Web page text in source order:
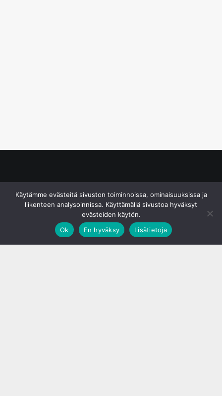
Käytämme evästeitä sivuston toiminnoissa, ominaisuuksissa ja
liikenteen analysoinnissa. Käyttämällä sivustoa hyväksyt
evästeiden käytön.
Ok
En hyväksy Lisätietoja